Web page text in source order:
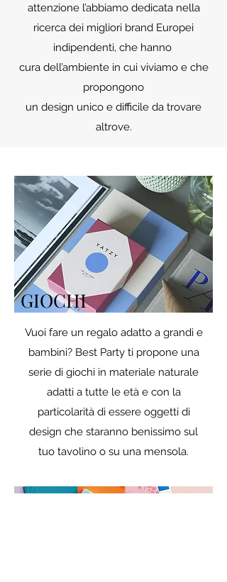
attenzione l’abbiamo dedicata nella
ricerca dei migliori brand Europei
indipendenti, che hanno
cura dell’ambiente in cui viviamo e che
propongono
un design unico e difficile da trovare
altrove.
GIOCHI
Vuoi fare un regalo adatto a grandi e
bambini? Best Party ti propone una
serie di giochi in materiale naturale
adatti a tutte le età e con la
particolarità di essere oggetti di
design che staranno benissimo sul
tuo tavolino o su una mensola.